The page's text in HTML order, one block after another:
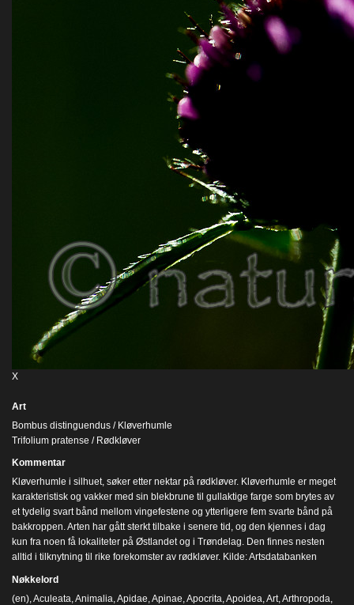
X
Art
Bombus distinguendus / Kløverhumle
Trifolium pratense / Rødkløver
Kommentar
Kløverhumle i silhuet, søker etter nektar på rødkløver. Kløverhumle er meget
karakteristisk og vakker med sin blekbrune til gullaktige farge som brytes av
et tydelig svart bånd mellom vingefestene og ytterligere fem svarte bånd på
bakkroppen. Arten har gått sterkt tilbake i senere tid, og den kjennes i dag
kun fra noen få lokaliteter på Østlandet og i Trøndelag. Den finnes nesten
alltid i tilknytning til rike forekomster av rødkløver. Kilde: Artsdatabanken
Nøkkelord
(en) Aculeata Animalia Apidae Apinae Apocrita Apoidea Art Arthropoda